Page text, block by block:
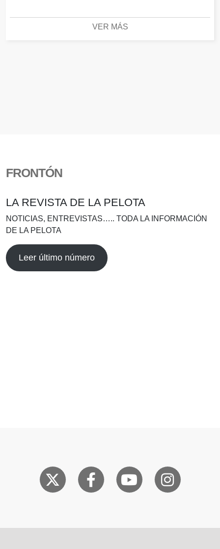
VER MÁS
FRONTÓN
LA REVISTA DE LA PELOTA
NOTICIAS, ENTREVISTAS….. TODA LA INFORMACIÓN
DE LA PELOTA
Leer último número